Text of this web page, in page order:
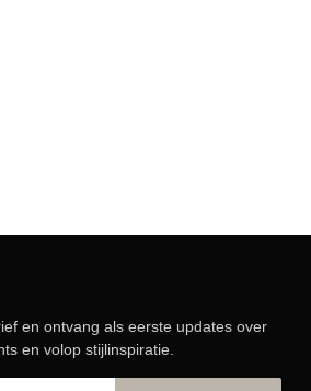
en ontvang als eerste updates over
en volop stijlinspiratie.